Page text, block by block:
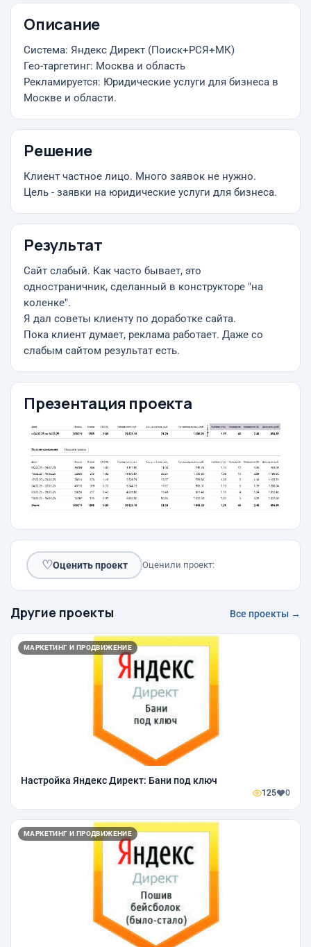
Описание
Система: Яндекс Директ (Поиск+РСЯ+МК)
Гео-таргетинг: Москва и область
Рекламируется: Юридические услуги для бизнеса в
Москве и области.
Решение
Клиент частное лицо. Много заявок не нужно.
Цель - заявки на юридические услуги для бизнеса.
Результат
Сайт слабый. Как часто бывает, это
одностраничник, сделанный в конструкторе "на
коленке".
Я дал советы клиенту по доработке сайта.
Пока клиент думает, реклама работает. Даже со
слабым сайтом результат есть.
Презентация проекта
♡Оценить проект Оценили проект:
Другие проекты Все проекты →
МАРКЕТИНГ И ПРОДВИЖЕНИЕ
Настройка Яндекс Директ: Бани под ключ
125 0
МАРКЕТИНГ И ПРОДВИЖЕНИЕ